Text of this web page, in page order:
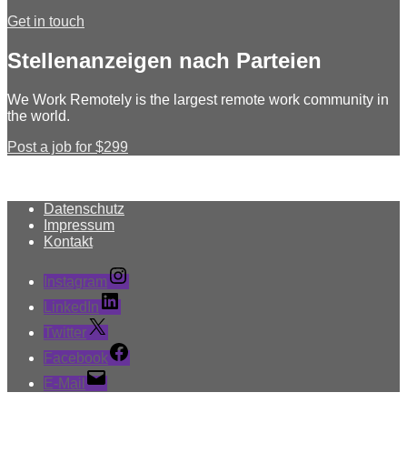
Get in touch
Stellenanzeigen nach Parteien
We Work Remotely is the largest remote work community in
the world.
Post a job for $299
Datenschutz
Impressum
Kontakt
Instagram
LinkedIn
Twitter
Facebook
E-Mail